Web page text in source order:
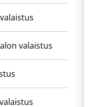
valaistus